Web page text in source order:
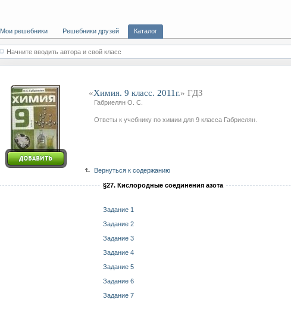
Мои решебники Решебники друзей Каталог
Начните вводить автора и свой класс
«Химия. 9 класс. 2011г.» ГДЗ
Габриелян О. С.
Ответы к учебнику по химии для 9 класса Габриелян.
Вернуться к содержанию
§27. Кислородные соединения азота
Задание 1
Задание 2
Задание 3
Задание 4
Задание 5
Задание 6
Задание 7